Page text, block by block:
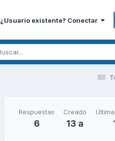
¿Usuario existente? Conectar
Respuestas
6
Creado
13 a